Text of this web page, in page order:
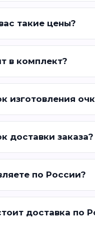
такие цены?
в комплект?
изготовления
доставки заказа?
по России?
доставка по